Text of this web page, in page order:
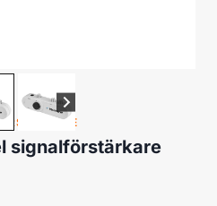
signalförstärkare